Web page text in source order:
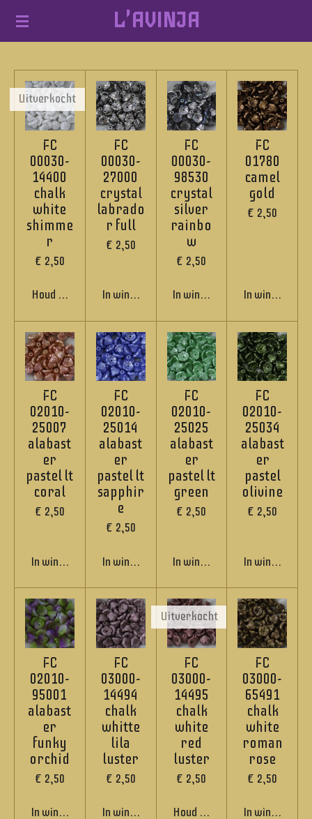
Ga
hoofdinhoud
L'AVINJA
Uitverkocht
FC
00030-
14400
chalk
white
shimme
r
€ 2,50
Houd mij op de hoogte
FC
00030-
27000
crystal
labrado
r full
€ 2,50
In winkelwagen
FC
00030-
98530
crystal
silver
rainbo
w
€ 2,50
In winkelwagen
FC
01780
camel
gold
€ 2,50
In
FC
02010-
25007
alabast
er
pastel lt
coral
€ 2,50
In winkelwagen
FC
02010-
25014
alabast
er
pastel lt
sapphir
e
€ 2,50
In winkelwagen
FC
02010-
25025
alabast
er
pastel lt
green
€ 2,50
In winkelwagen
FC
02010-
25034
alabast
er
pastel
olivine
€ 2,50
In
FC
02010-
95001
alabast
er
funky
orchid
€ 2,50
In winkelwagen
FC
03000-
14494
chalk
whitte
lila
luster
€ 2,50
In winkelwagen
Uitverkocht
FC
03000-
14495
chalk
white
red
luster
€ 2,50
Houd mij op de hoogte
FC
03000-
65491
chalk
white
roman
rose
€ 2,50
In